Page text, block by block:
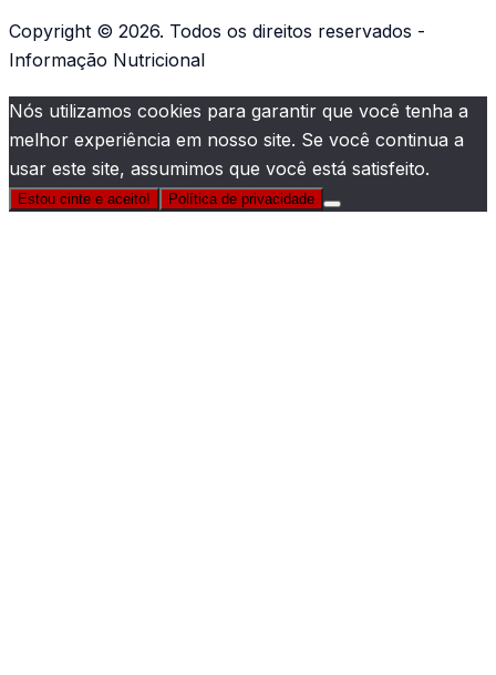
Copyright © 2026. Todos os direitos reservados -
Informação Nutricional
Nós utilizamos cookies para garantir que você tenha a
melhor experiência em nosso site. Se você continua a
usar este site, assumimos que você está satisfeito.
Estou cinte e aceito! Política de privacidade